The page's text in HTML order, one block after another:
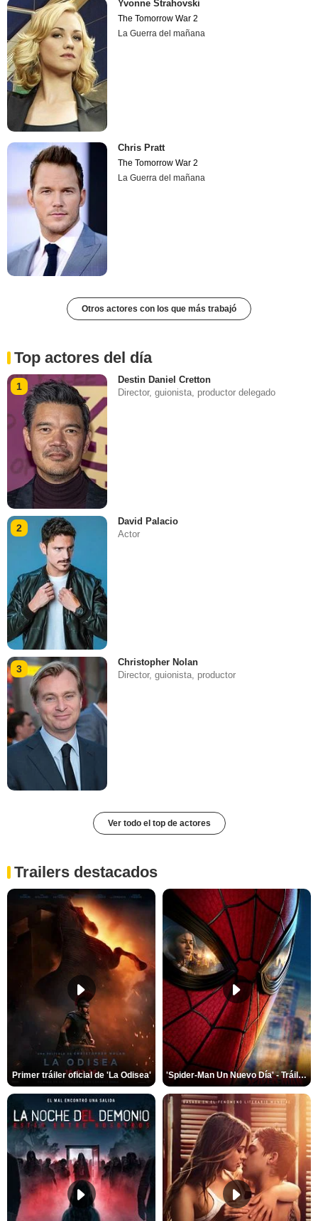
Yvonne Strahovski
The Tomorrow War 2
La Guerra del mañana
Chris Pratt
The Tomorrow War 2
La Guerra del mañana
Otros actores con los que más trabajó
Top actores del día
1
Destin Daniel Cretton
Director, guionista, productor delegado
2
David Palacio
Actor
3
Christopher Nolan
Director, guionista, productor
Ver todo el top de actores
Trailers destacados
Primer tráiler oficial de 'La Odisea' 'Spider-Man Un Nuevo Día' - Tráiler oficial subtitulado